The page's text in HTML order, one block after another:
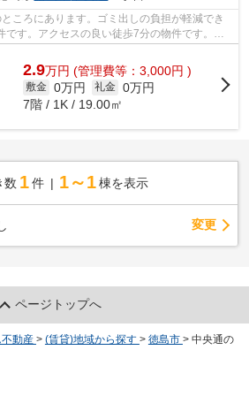
ころにあります。ゴミ出しの負担が軽減でき
です。アクセスの良い徒歩7分の物件です。こ
。興味を持っ...
2.9万円 (管理費等：3,000円 )
敷金 0万円 礼金 0万円
7階 / 1K / 19.00㎡
数 1 件 1～1 棟を表示
変更
ページトップへ
動産 > (賃貸)地域から探す > 徳島市 > 中央通の